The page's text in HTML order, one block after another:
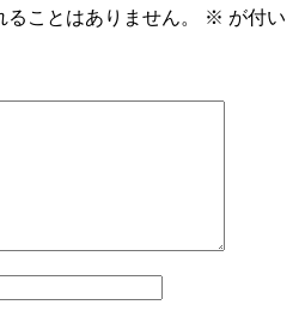
ことはありません。 ※ が付い